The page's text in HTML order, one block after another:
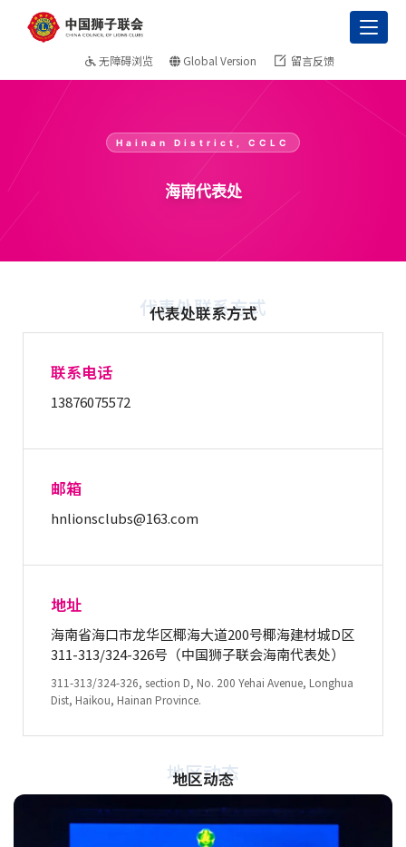
无障碍浏览 Global Version 留言反馈
Hainan District, CCLC
海南代表处
代表处联系方式
代表处联系方式
联系电话
13876075572
邮箱
hnlionsclubs@163.com
地址
海南省海口市龙华区椰海大道200号椰海建材城D区
311-313/324-326号（中国狮子联会海南代表处）
311-313/324-326, section D, No. 200 Yehai Avenue, Longhua
Dist, Haikou, Hainan Province.
地区动态
地区动态